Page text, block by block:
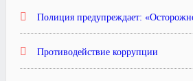
Полиция предупреждает:
Противодействие коррупции